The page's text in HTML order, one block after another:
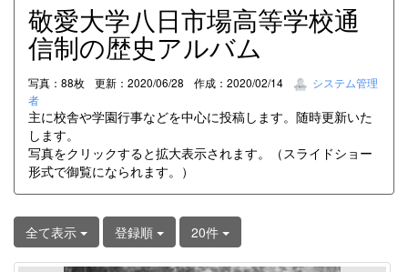
敬愛大学八日市場高等学校通
信制の歴史アルバム
写真：88枚 更新：2020/06/28 作成：2020/02/14
システム管理
者
主に校舎や学園行事などを中心に投稿します。随時更新いた
します。
写真をクリックすると拡大表示されます。（スライドショー
形式で御覧になられます。）
全て表示 登録順 20件